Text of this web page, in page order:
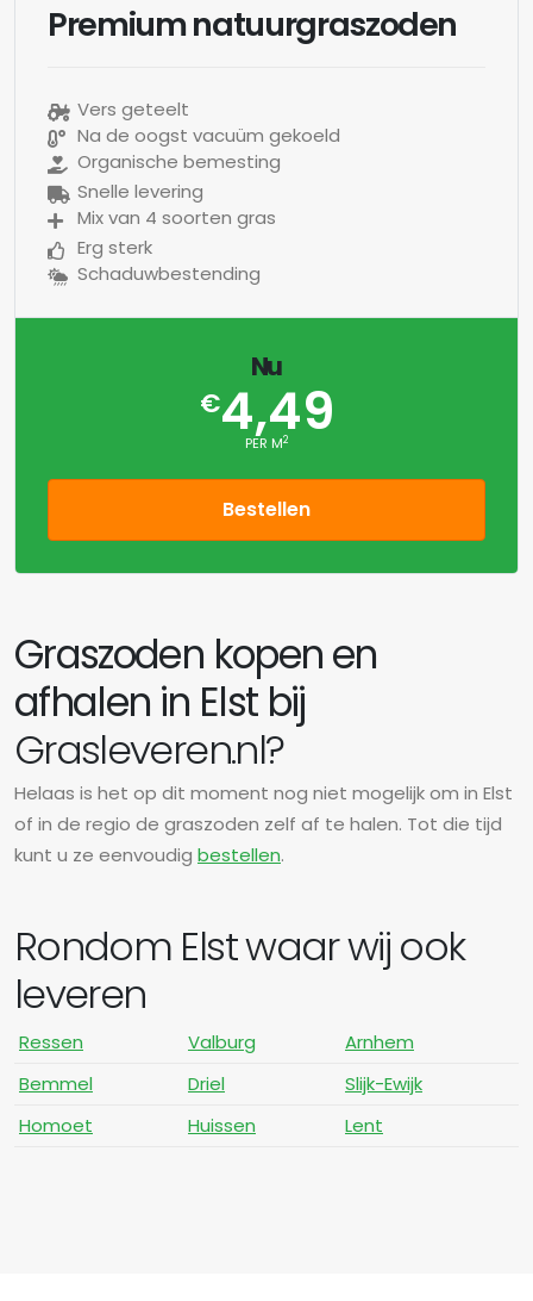
Premium natuurgraszoden
Vers geteelt
Na de oogst vacuüm gekoeld
Organische bemesting
Snelle levering
Mix van 4 soorten gras
Erg sterk
Schaduwbestending
Nu
€4,49
PER M2
Bestellen
Graszoden kopen en
afhalen in Elst bij
Grasleveren.nl?
Helaas is het op dit moment nog niet mogelijk om in Elst
of in de regio de graszoden zelf af te halen. Tot die tijd
kunt u ze eenvoudig bestellen.
Rondom Elst waar wij ook
leveren
Ressen Valburg
Arnhem
Bemmel
Driel
Slijk-Ewijk
Homoet
Huissen Lent